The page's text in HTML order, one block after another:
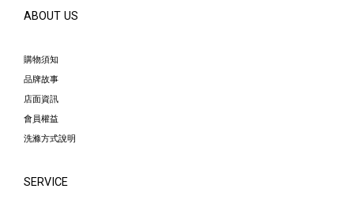
ABOUT US
購物須知
品牌故事
店面資訊
會員權益
洗滌方式說明
SERVICE